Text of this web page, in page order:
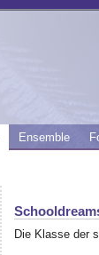
Ensemble
Die Klasse der